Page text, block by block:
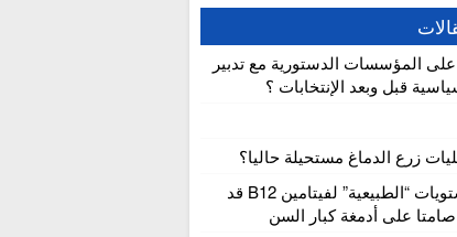
المؤسسات الدستورية مع تدبير
قبل وبعد الإنتخابات ؟
زرع الدماغ مستحيلة حاليا؟
دراسة: المستويات “الطبيعية” لفيتامين B12 قد
على أدمغة كبار السن